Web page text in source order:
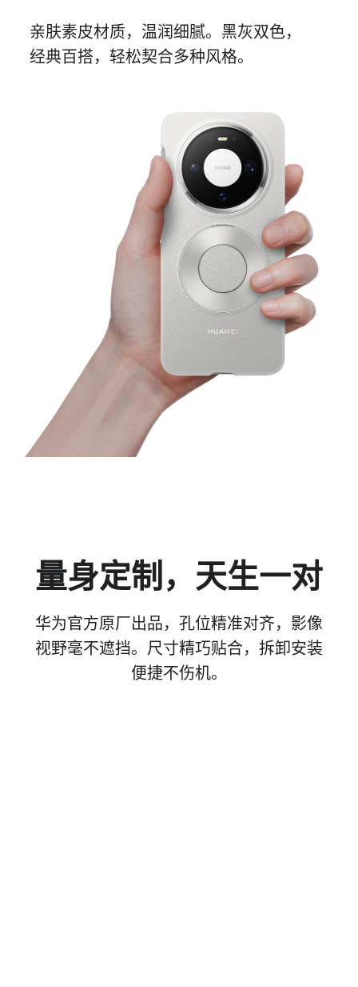
亲肤素皮材质，温润细腻。黑灰双色，
经典百搭，轻松契合多种风格。
量身定制，天生一对
华为官方原厂出品，孔位精准对齐，影像
视野毫不遮挡。尺寸精巧贴合，拆卸安装
便捷不伤机。